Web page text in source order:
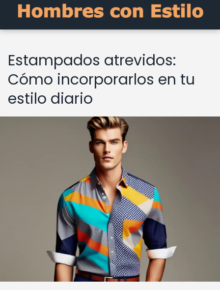
Estampados atrevidos:
Cómo incorporarlos en tu
estilo diario